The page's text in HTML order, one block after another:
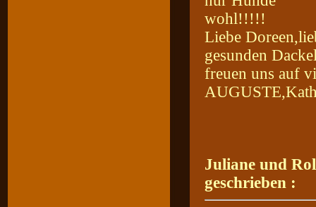
wohl!!!!!
Liebe
gesunden
freuen uns auf
Juliane und
geschrieben :